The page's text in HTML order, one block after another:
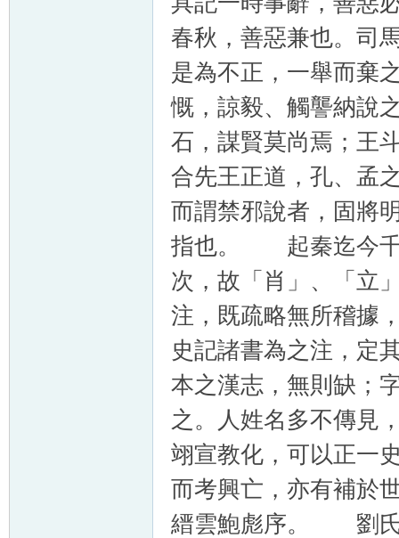
春秋，善惡兼也。司
是為不正，一舉而棄
慨，諒毅、觸讋納說
石，謀賢莫尚焉；王
合先王正道，孔、孟
而謂禁邪說者，固將
指也。 起秦迄今千
次，故「肖」、「立
注，既疏略無所稽據
史記諸書為之注，定
本之漢志，無則缺；
之。人姓名多不傳見
翊宣教化，可以正一
而考興亡，亦有補於
縉雲鮑彪序。 劉氏